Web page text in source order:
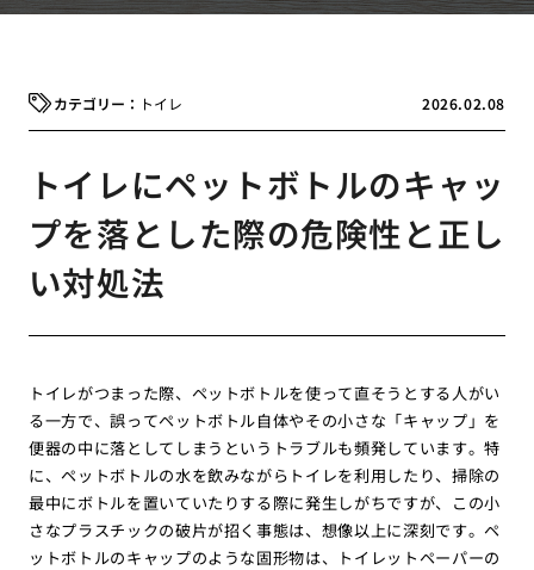
2026.02.08
トイレ
トイレにペットボトルのキャッ
プを落とした際の危険性と正し
い対処法
トイレがつまった際、ペットボトルを使って直そうとする人がい
る一方で、誤ってペットボトル自体やその小さな「キャップ」を
便器の中に落としてしまうというトラブルも頻発しています。特
に、ペットボトルの水を飲みながらトイレを利用したり、掃除の
最中にボトルを置いていたりする際に発生しがちですが、この小
さなプラスチックの破片が招く事態は、想像以上に深刻です。ペ
ットボトルのキャップのような固形物は、トイレットペーパーの